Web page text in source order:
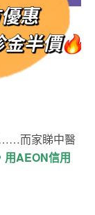
……而家睇中醫
用AEON信用